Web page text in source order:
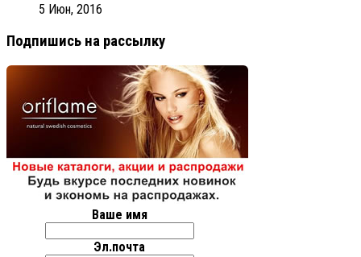
5 Июн, 2016
Подпишись на рассылку
Ваше имя
Эл.почта